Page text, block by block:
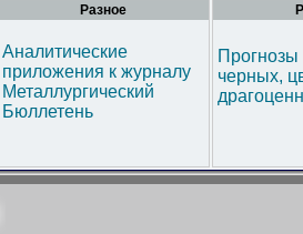
Разное
Аналитические
приложения к журналу
Металлургический
Бюллетень
черных,